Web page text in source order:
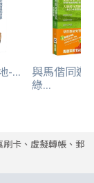
-... 與馬偕同遊
綠...
刷卡、虛擬轉帳、郵